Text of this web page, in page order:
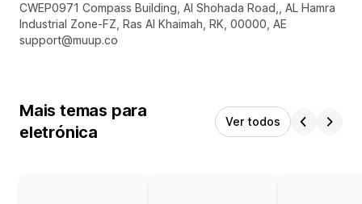
Detalhes de contacto do designer
CWEP0971 Compass Building, Al Shohada Road,, AL Hamra
Industrial Zone-FZ, Ras Al Khaimah, RK, 00000, AE
support@muup.co
Mais temas para
eletrónica
Ver todos